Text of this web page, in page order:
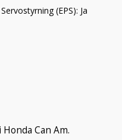
Servostyrning (EPS): Ja
Can Am.